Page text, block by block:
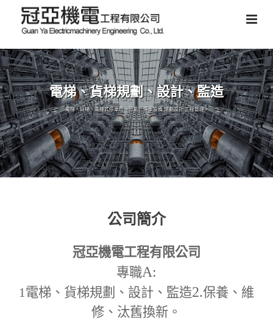
電梯、貨梯規劃、設計、監造
電梯、貨梯、電梯式停車塔、智能化停車設備,規劃設計,工程管理。
公司簡介
冠亞機電工程有限公司
專職A:
1電梯、貨梯規劃、設計、監造2.保養、維
修、汰舊換新。